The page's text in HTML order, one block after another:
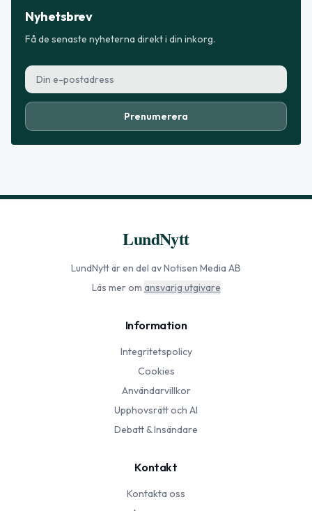
Nyhetsbrev
Få de senaste nyheterna direkt i din inkorg.
Prenumerera
LundNytt
LundNyttär en del av Notisen Media AB
Läs mer om ansvarig utgivare
Information
Integritetspolicy
Cookies
Användarvillkor
Upphovsrätt och AI
Debatt & Insändare
Kontakt
Kontakta oss